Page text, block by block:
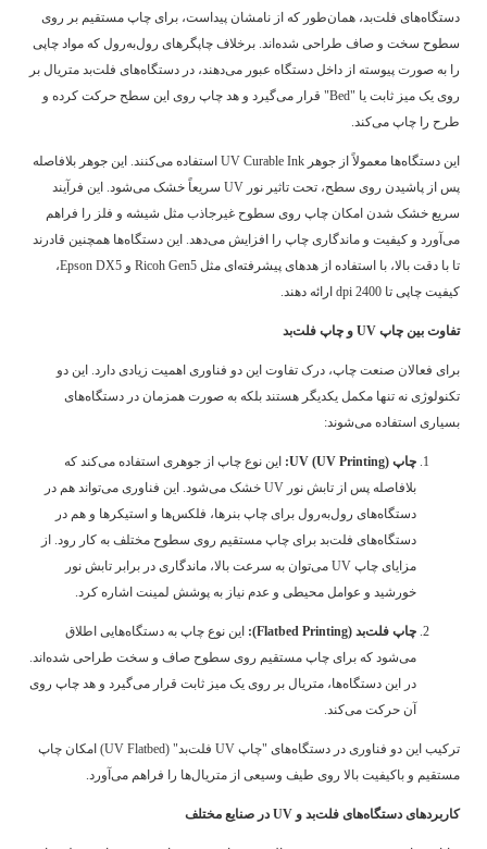
دستگاه‌های فلت‌بد، همان‌طور که از نامشان پیداست، برای چاپ مستقیم بر روی
سطوح سخت و صاف طراحی شده‌اند. برخلاف چاپگرهای رول‌به‌رول که مواد چاپی
را به صورت پیوسته از داخل دستگاه عبور می‌دهند، در دستگاه‌های فلت‌بد متریال بر
روی یک میز ثابت یا "Bed" قرار می‌گیرد و هد چاپ روی این سطح حرکت کرده و
طرح را چاپ می‌کند.
این دستگاه‌ها معمولاً از جوهر UV Curable Ink استفاده می‌کنند. این جوهر بلافاصله
پس از پاشیدن روی سطح، تحت تاثیر نور UV سریعاً خشک می‌شود. این فرآیند
سریع خشک شدن امکان چاپ روی سطوح غیرجاذب مثل شیشه و فلز را فراهم
می‌آورد و کیفیت و ماندگاری چاپ را افزایش می‌دهد. این دستگاه‌ها همچنین قادرند
تا با دقت بالا، با استفاده از هدهای پیشرفته‌ای مثل Ricoh Gen5 و Epson DX5،
کیفیت چاپی تا 2400 dpi ارائه دهند.
تفاوت بین چاپ UV و چاپ فلت‌بد
برای فعالان صنعت چاپ، درک تفاوت این دو فناوری اهمیت زیادی دارد. این دو
تکنولوژی نه تنها مکمل یکدیگر هستند بلکه به صورت همزمان در دستگاه‌های
بسیاری استفاده می‌شوند:
چاپ UV (UV Printing):
این نوع چاپ از جوهری استفاده می‌کند که
بلافاصله پس از تابش نور UV خشک می‌شود. این فناوری می‌تواند هم در
دستگاه‌های رول‌به‌رول برای چاپ بنرها، فلکس‌ها و استیکرها و هم در
دستگاه‌های فلت‌بد برای چاپ مستقیم روی سطوح مختلف به کار رود. از
مزایای چاپ UV می‌توان به سرعت بالا، ماندگاری در برابر تابش نور
خورشید و عوامل محیطی و عدم نیاز به پوشش لمینت اشاره کرد.
چاپ فلت‌بد (Flatbed Printing):
این نوع چاپ به دستگاه‌هایی اطلاق
می‌شود که برای چاپ مستقیم روی سطوح صاف و سخت طراحی شده‌اند.
در این دستگاه‌ها، متریال بر روی یک میز ثابت قرار می‌گیرد و هد چاپ روی
آن حرکت می‌کند.
ترکیب این دو فناوری در دستگاه‌های "چاپ UV فلت‌بد" (UV Flatbed) امکان چاپ
مستقیم و باکیفیت بالا روی طیف وسیعی از متریال‌ها را فراهم می‌آورد.
کاربردهای دستگاه‌های فلت‌بد و UV در صنایع مختلف